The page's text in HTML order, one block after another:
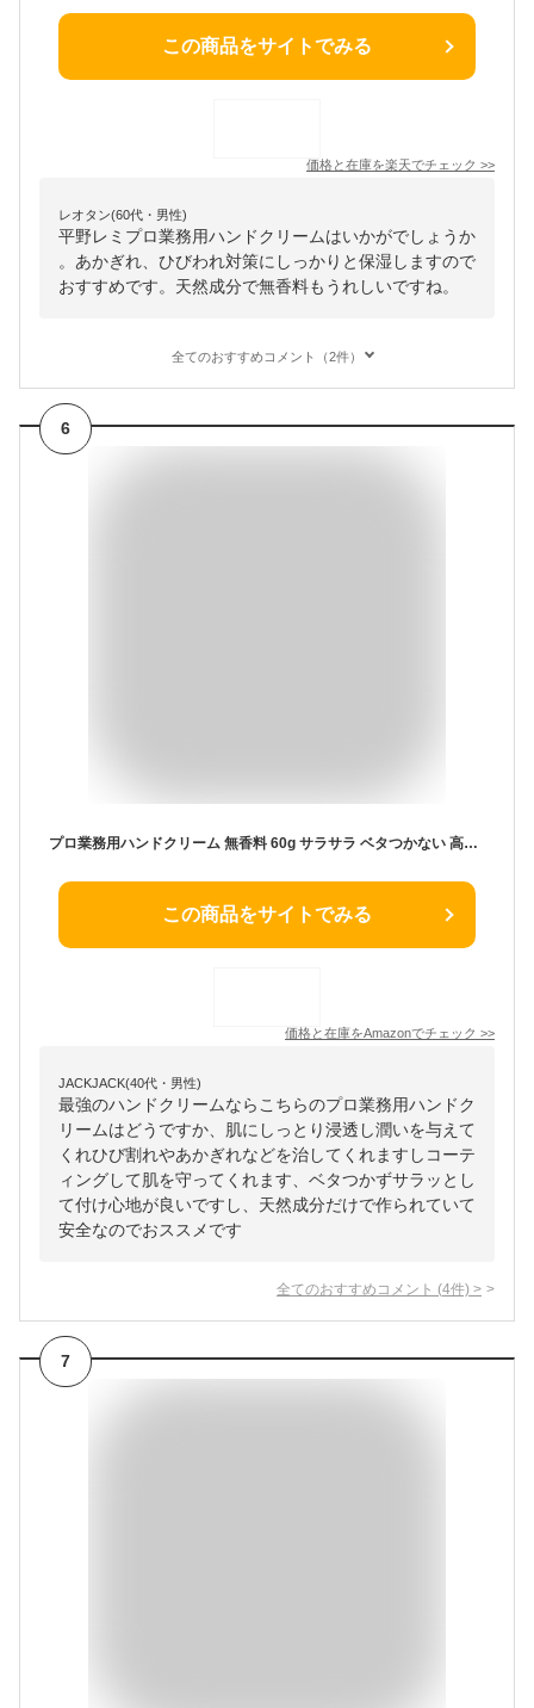
この商品をサイトでみる
価格と在庫を楽天でチェック >>
レオタン(60代・男性)
平野レミプロ業務用ハンドクリームはいかがでしょうか
。あかぎれ、ひびわれ対策にしっかりと保湿しますので
おすすめです。天然成分で無香料もうれしいですね。
全てのおすすめコメント（2件）
6
プロ業務用ハンドクリーム 無香料 60g サラサラ ベタつかない 高保湿 料理中 天然由来成分
この商品をサイトでみる
価格と在庫をAmazonでチェック >>
JACKJACK(40代・男性)
最強のハンドクリームならこちらのプロ業務用ハンドク
リームはどうですか、肌にしっとり浸透し潤いを与えて
くれひび割れやあかぎれなどを治してくれますしコーテ
ィングして肌を守ってくれます、ベタつかずサラッとし
て付け心地が良いですし、天然成分だけで作られていて
安全なのでおススメです
全てのおすすめコメント (4件) >
7